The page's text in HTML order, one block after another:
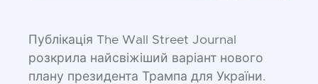
Публікація The Wall Street Journal
розкрила найсвіжіший варіант нового
плану президента Трампа для України.